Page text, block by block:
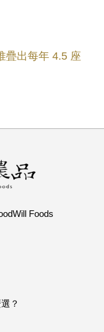
疊出每年 4.5 座
Foods
？